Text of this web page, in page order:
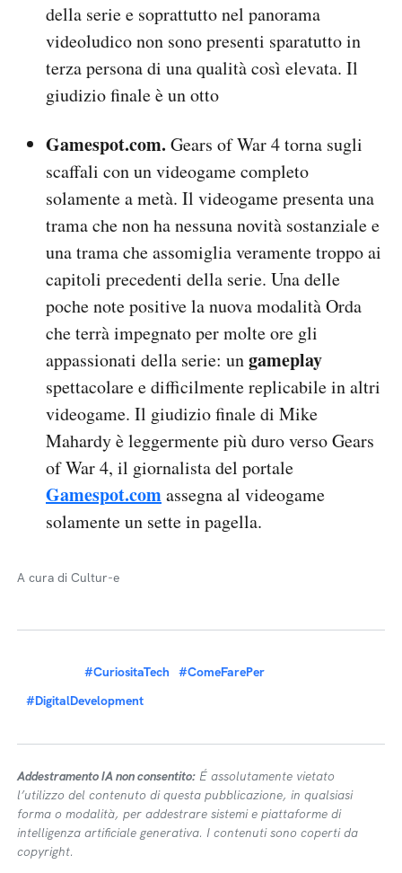
della serie e soprattutto nel panorama
videoludico non sono presenti sparatutto in
terza persona di una qualità così elevata. Il
giudizio finale è un otto
Gamespot.com. Gears of War 4 torna sugli
scaffali con un videogame completo
solamente a metà. Il videogame presenta una
trama che non ha nessuna novità sostanziale e
una trama che assomiglia veramente troppo ai
capitoli precedenti della serie. Una delle
poche note positive la nuova modalità Orda
che terrà impegnato per molte ore gli
appassionati della serie: ungameplay
spettacolare e difficilmente replicabile in altri
videogame. Il giudizio finale di Mike
Mahardy è leggermente più duro verso Gears
of War 4, il giornalista del portale
Gamespot.comassegna al videogame
solamente un sette in pagella.
A cura di Cultur-e
#CuriositaTech
#ComeFarePer
#DigitalDevelopment
Addestramento IA non consentito: É assolutamente vietato
l’utilizzo del contenuto di questa pubblicazione, in qualsiasi
forma o modalità, per addestrare sistemi e piattaforme di
intelligenza artificiale generativa. I contenuti sono coperti da
copyright.